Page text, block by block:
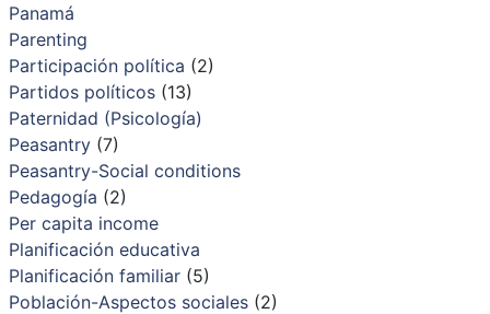
Panamá
Parenting
Participación política (2)
Partidos políticos(13)
Paternidad (Psicología)
Peasantry(7)
Peasantry-Social conditions
Pedagogía (2)
Per capita income
Planificación educativa
Planificación familiar(5)
Población-Aspectos sociales(2)